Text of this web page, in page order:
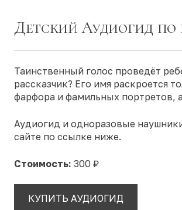
Детский Аудиогид по
Таинственный голос проведёт
рассказчик? Его имя раскроется
фарфора и фамильных портретов, а
Аудиогид и одноразовые
сайте по ссылке ниже.
Стоимость: 300 ₽
КУПИТЬ АУДИОГИД